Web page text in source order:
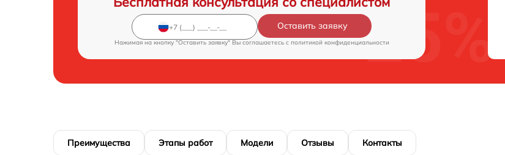
Оставить заявку
Нажимая на кнопку "Оставить заявку" Вы соглашаетесь c политикой конфиденциальности
Преимущества Этапы работ Модели Отзывы Контакты